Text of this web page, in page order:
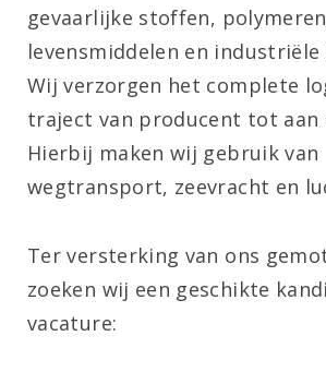
gevaarlijke stoffen,
levensmiddelen en industriële
Wij verzorgen het complete
traject van producent tot aan
Hierbij maken wij gebruik van
wegtransport, zeevracht en
Ter versterking van ons
zoeken wij een geschikte
vacature: